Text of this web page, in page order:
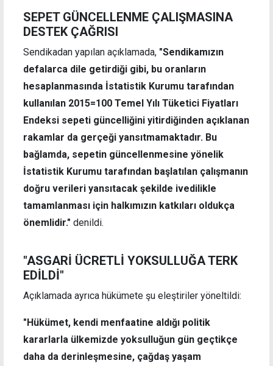
SEPET GÜNCELLENME ÇALIŞMASINA
DESTEK ÇAĞRISI
Sendikadan yapılan açıklamada, "Sendikamızın
defalarca dile getirdiği gibi, bu oranların
hesaplanmasında İstatistik Kurumu tarafından
kullanılan 2015=100 Temel Yılı Tüketici Fiyatları
Endeksi sepeti güncelliğini yitirdiğinden açıklanan
rakamlar da gerçeği yansıtmamaktadır. Bu
bağlamda, sepetin güncellenmesine yönelik
İstatistik Kurumu tarafından başlatılan çalışmanın
doğru verileri yansıtacak şekilde ivedilikle
tamamlanması için halkımızın katkıları oldukça
önemlidir." denildi.
"ASGARİ ÜCRETLİ YOKSULLUĞA TERK
EDİLDİ"
Açıklamada ayrıca hükümete şu eleştiriler yöneltildi:
"Hükümet, kendi menfaatine aldığı politik
kararlarla ülkemizde yoksulluğun gün geçtikçe
daha da derinleşmesine, çağdaş yaşam